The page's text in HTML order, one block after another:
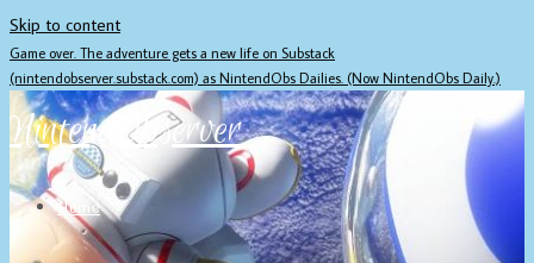
Skip to content
Game over. The adventure gets a new life on Substack
(nintendobserver.substack.com) as NintendObs Dailies. (Now NintendObs Daily.)
NintendObserver
Home